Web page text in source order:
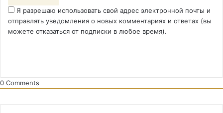
Я разрешаю использовать свой адрес электронной почты и
отправлять уведомления о новых комментариях и ответах (вы
можете отказаться от подписки в любое время).
0 Comments